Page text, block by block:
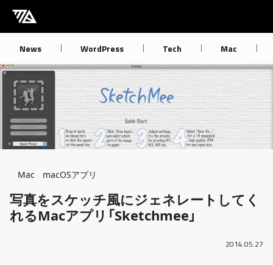
[M] mbdb [モバデビ]
News WordPress Tech Mac
Breadcrumb
Mac macOSアプリ
写真をスケッチ風にジェネレートしてく
れるMacアプリ「Sketchmee」
2014.05.27